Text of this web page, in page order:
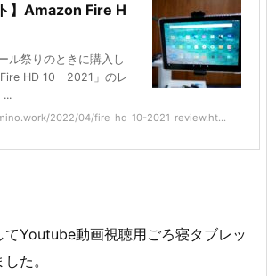
】Amazon Fire H
ル祭りのときに購入し
HD 10 2021」のレ
...
2022/04/fire-hd-10-2021-review.ht...
Youtube動画視聴用ごろ寝タブレッ
た。